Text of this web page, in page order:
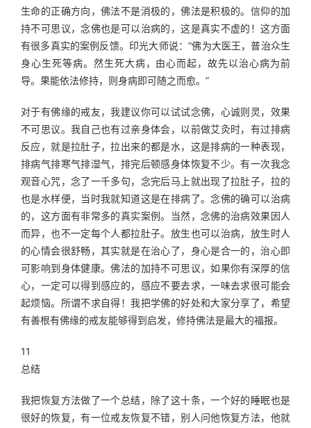
生命的正确方向，佛法不是消极的，佛法是积极的。信仰的加
持不可思议，念佛也是可以治病的，这是真实不虚的！这方面
有很多真实的案例反馈。印光大师说：“佛为大医王，普治众生
身心生死等病。然生死大病，由心而起，故先以治心病为前
导。果能依法修持，则身病即可随之而愈。”
对于有佛缘的戒友，我建议你可以试试念佛，心诚则灵，效果
不可思议。我自己也有过亲身体会，以前做艾灸时，有过排病
反应，就是拉肚子，拉出来的都是水，这是排病的一种表现，
排病气排寒气排湿气，排完后顿感身体恢复不少。有一次我念
观音心咒，念了一千多句，念完后马上就出现了拉肚子，拉的
也是水样便，当时我就知道这是在排病了。念佛的确可以治病
的，这方面有非常多的真实案例。当然，念佛的治病效果因人
而异，也不一定每个人都拉肚子。放生也可以治病，放生时人
的心情会很舒畅，其实就是在治心了，身心是合一的，治心即
可影响到身体健康。佛法的加持不可思议，如果你有深厚的信
心，一定可以得到感应的，感应不要去求，一味去求很可能会
起烦恼。所谓不求自得！我把学佛的好处和大家分享了，希望
有善根有佛缘的戒友能够得到启发，修持佛法是最大的福报。
11
总结
我把恢复方法做了一个总结，除了这十条，一个好的睡眠也是
很好的恢复，有一位戒友恢复不错，别人问他恢复方法，他就